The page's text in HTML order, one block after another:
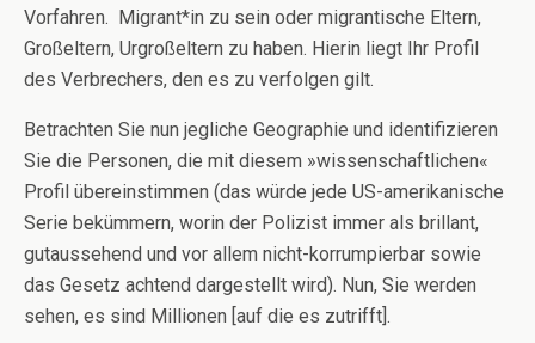
Vorfahren. Migrant*in zu sein oder migrantische Eltern,
Großeltern, Urgroßeltern zu haben. Hierin liegt Ihr Profil
des Verbrechers, den es zu verfolgen gilt.
Betrachten Sie nun jegliche Geographie und identifizieren
Sie die Personen, die mit diesem »wissenschaftlichen«
Profil übereinstimmen (das würde jede US-amerikanische
Serie bekümmern, worin der Polizist immer als brillant,
gutaussehend und vor allem nicht-korrumpierbar sowie
das Gesetz achtend dargestellt wird). Nun, Sie werden
sehen, es sind Millionen [auf die es zutrifft].